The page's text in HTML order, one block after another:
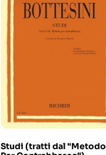
Studi (tratti dal "Metodo